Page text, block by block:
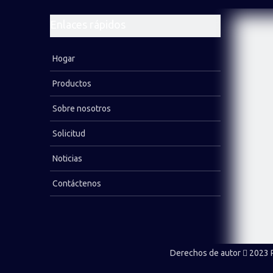
Broca de rosca de retracción
Broca tricónica
Tubería de perforación
Hogar
Productos
Sobre nosotros
Solicitud
Noticias
Contáctenos
Derechos de autor  2023